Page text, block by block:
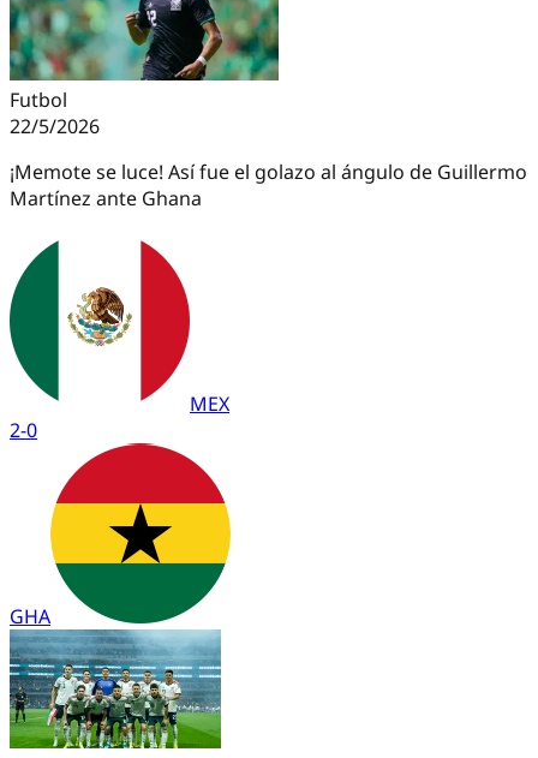
Futbol
22/5/2026
¡Memote se luce! Así fue el golazo al ángulo de Guillermo
Martínez ante Ghana
MEX
2-0
GHA